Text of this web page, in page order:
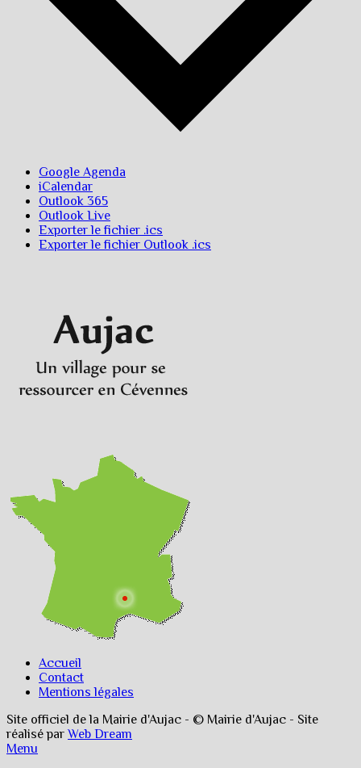
Google Agenda
iCalendar
Outlook 365
Outlook Live
Exporter le fichier .ics
Exporter le fichier Outlook .ics
Accueil
Contact
Mentions légales
Site officiel de la Mairie d'Aujac - © Mairie d'Aujac - Site
réalisé parWeb Dream
Menu